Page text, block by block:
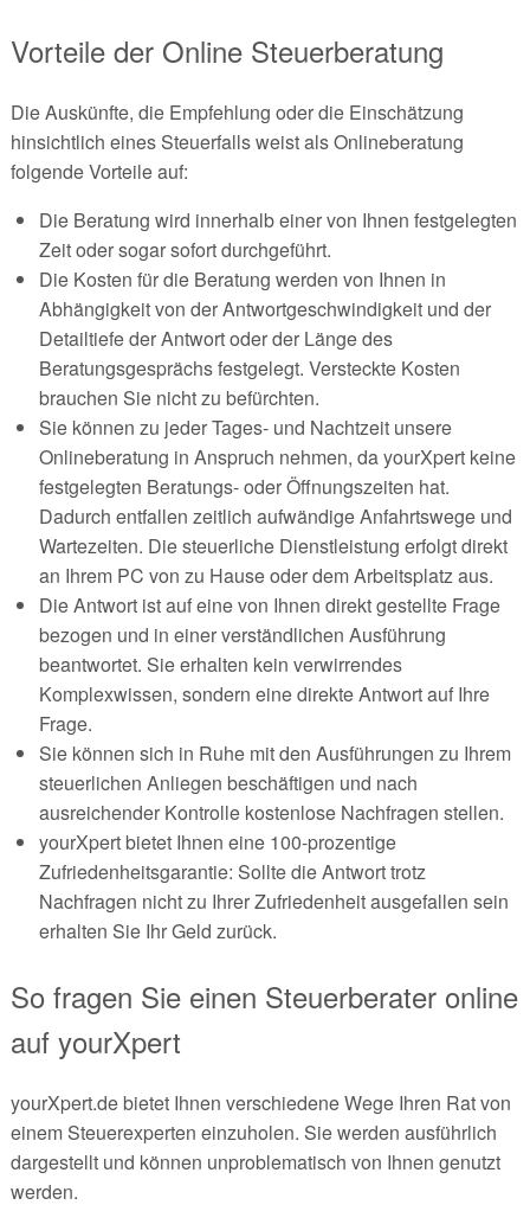
Vorteile der Online Steuerberatung
Die Auskünfte, die Empfehlung oder die Einschätzung
hinsichtlich eines Steuerfalls weist als Onlineberatung
folgende Vorteile auf:
Die Beratung wird innerhalb einer von Ihnen festgelegten
Zeit oder sogar sofort durchgeführt.
Die Kosten für die Beratung werden von Ihnen in
Abhängigkeit von der Antwortgeschwindigkeit und der
Detailtiefe der Antwort oder der Länge des
Beratungsgesprächs festgelegt. Versteckte Kosten
brauchen Sie nicht zu befürchten.
Sie können zu jeder Tages- und Nachtzeit unsere
Onlineberatung in Anspruch nehmen, da yourXpert keine
festgelegten Beratungs- oder Öffnungszeiten hat.
Dadurch entfallen zeitlich aufwändige Anfahrtswege und
Wartezeiten. Die steuerliche Dienstleistung erfolgt direkt
an Ihrem PC von zu Hause oder dem Arbeitsplatz aus.
Die Antwort ist auf eine von Ihnen direkt gestellte Frage
bezogen und in einer verständlichen Ausführung
beantwortet. Sie erhalten kein verwirrendes
Komplexwissen, sondern eine direkte Antwort auf Ihre
Frage.
Sie können sich in Ruhe mit den Ausführungen zu Ihrem
steuerlichen Anliegen beschäftigen und nach
ausreichender Kontrolle kostenlose Nachfragen stellen.
yourXpert bietet Ihnen eine 100-prozentige
Zufriedenheitsgarantie: Sollte die Antwort trotz
Nachfragen nicht zu Ihrer Zufriedenheit ausgefallen sein
erhalten Sie Ihr Geld zurück.
So fragen Sie einen Steuerberater online
auf yourXpert
yourXpert.de bietet Ihnen verschiedene Wege Ihren Rat von
einem Steuerexperten einzuholen. Sie werden ausführlich
dargestellt und können unproblematisch von Ihnen genutzt
werden.